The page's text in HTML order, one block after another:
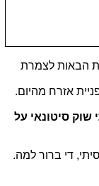
הבאות לצמרת
אזרח מהיום.
שוק סיטונאי על
די ברור למה.